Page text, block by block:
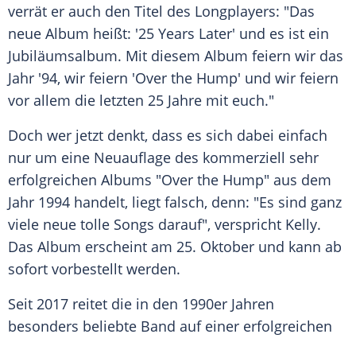
verrät er auch den Titel des Longplayers: "Das
neue Album heißt: '25 Years Later' und es ist ein
Jubiläumsalbum. Mit diesem Album feiern wir das
Jahr '94, wir feiern 'Over the Hump' und wir feiern
vor allem die letzten 25 Jahre mit euch."
Doch wer jetzt denkt, dass es sich dabei einfach
nur um eine Neuauflage des kommerziell sehr
erfolgreichen Albums "Over the Hump" aus dem
Jahr 1994 handelt, liegt falsch, denn: "Es sind ganz
viele neue tolle Songs darauf", verspricht Kelly.
Das Album erscheint am 25. Oktober und kann ab
sofort vorbestellt werden.
Seit 2017 reitet die in den 1990er Jahren
besonders beliebte Band auf einer erfolgreichen